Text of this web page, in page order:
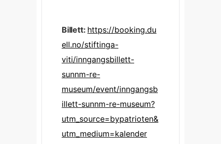
Billett: https://booking.du
ell.no/stiftinga-
viti/inngangsbillett-
sunnm-re-
museum/event/inngangsb
illett-sunnm-re-museum?
utm_source=bypatrioten&
utm_medium=kalender